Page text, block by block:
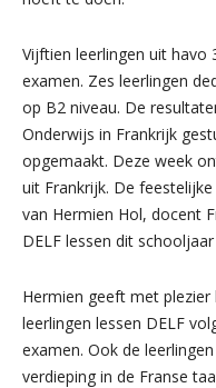
Vijftien leerlingen uit havo
examen. Zes leerlingen
op B2 niveau. De
Onderwijs in Frankrijk
opgemaakt. Deze week
uit Frankrijk. De
van Hermien Hol, docent
DELF lessen dit
Hermien geeft met
leerlingen lessen DELF
examen. Ook de
verdieping in de Franse